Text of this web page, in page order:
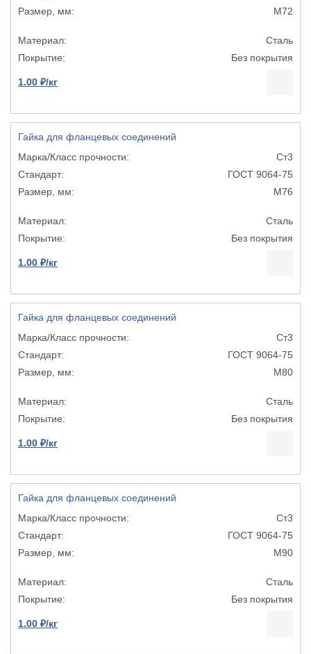
М72
Сталь
Без покрытия
1.00 ₽/кг
Гайка для фланцевых соединений
Ст3
ГОСТ 9064-75
М76
Сталь
Без покрытия
1.00 ₽/кг
Гайка для фланцевых соединений
Ст3
ГОСТ 9064-75
М80
Сталь
Без покрытия
1.00 ₽/кг
Гайка для фланцевых соединений
Ст3
ГОСТ 9064-75
М90
Сталь
Без покрытия
1.00 ₽/кг